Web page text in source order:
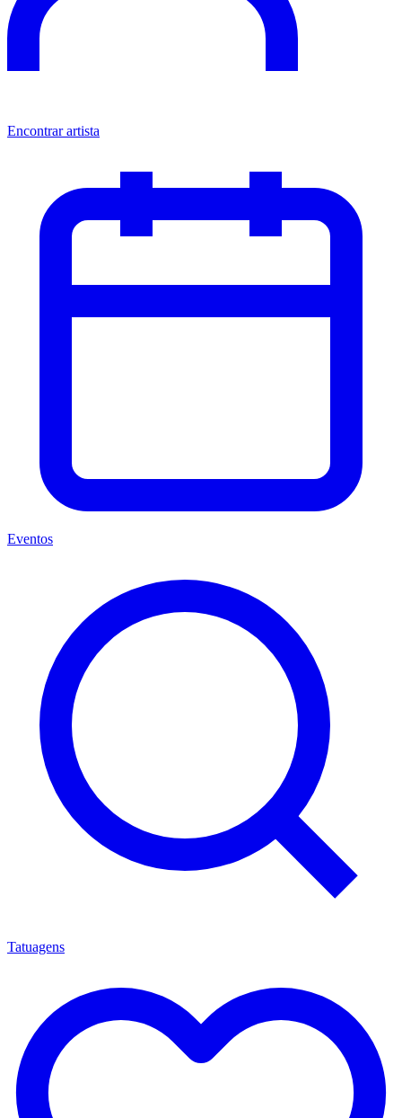
Encontrar artista
Eventos
Tatuagens